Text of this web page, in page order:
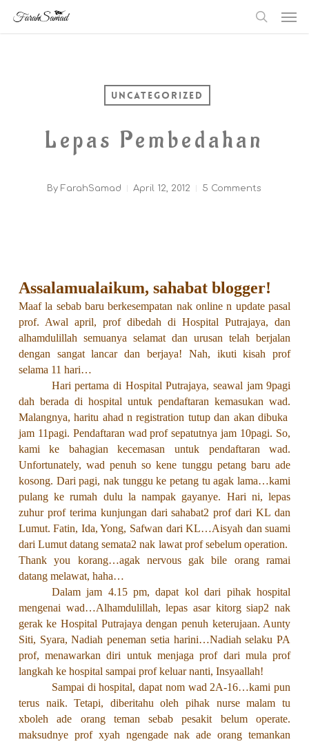
Skip
Uncategorized
Lepas Pembedahan
By FarahSamad April 12, 2012 5 Comments
Assalamualaikum, sahabat blogger!
Maaf la sebab baru berkesempatan nak online n update pasal
prof. Awal april, prof dibedah di Hospital Putrajaya, dan
alhamdulillah semuanya selamat dan urusan telah berjalan
dengan sangat lancar dan berjaya! Nah, ikuti kisah prof
selama 11 hari…
Hari pertama di Hospital Putrajaya, seawal jam 9pagi
dah berada di hospital untuk pendaftaran kemasukan wad.
Malangnya, haritu ahad n registration tutup dan akan dibuka
jam 11pagi. Pendaftaran wad prof sepatutnya jam 10pagi. So,
kami ke bahagian kecemasan untuk pendaftaran wad.
Unfortunately, wad penuh so kene tunggu petang baru ade
kosong. Dari pagi, nak tunggu ke petang tu agak lama…kami
pulang ke rumah dulu la nampak gayanye. Hari ni, lepas
zuhur prof terima kunjungan dari sahabat2 prof dari KL dan
Lumut. Fatin, Ida, Yong, Safwan dari KL…Aisyah dan suami
dari Lumut datang semata2 nak lawat prof sebelum operation.
Thank you korang…agak nervous gak bile orang ramai
datang melawat, haha…
Dalam jam 4.15 pm, dapat kol dari pihak hospital
mengenai wad…Alhamdulillah, lepas asar kitorg siap2 nak
gerak ke Hospital Putrajaya dengan penuh keterujaan. Aunty
Siti, Syara, Nadiah peneman setia harini…Nadiah selaku PA
prof, menawarkan diri untuk menjaga prof dari mula prof
langkah ke hospital sampai prof keluar nanti, Insyaallah!
Sampai di hospital, dapat nom wad 2A-16…kami pun
terus naik. Tetapi, diberitahu oleh pihak nurse malam tu
xboleh ade orang teman sebab pesakit belum operate.
maksudnye prof xyah ngengade nak ade orang temankan